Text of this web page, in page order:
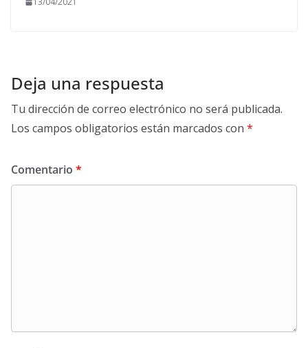
Deja una respuesta
Tu dirección de correo electrónico no será publicada.
Los campos obligatorios están marcados con *
Comentario *